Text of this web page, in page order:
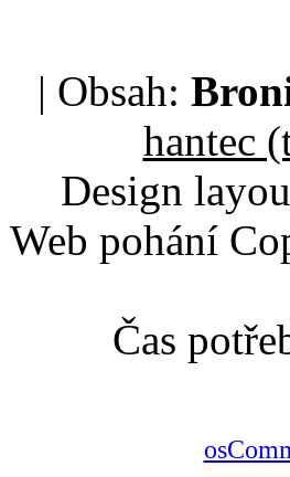
| Obsah:
hantec
Design
Web pohání
Čas